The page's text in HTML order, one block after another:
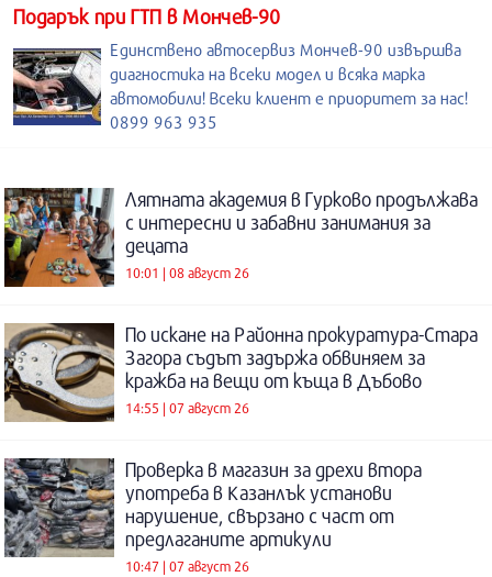
Подарък при ГТП в Мончев-90
Единствено автосервиз Мончев-90 извършва
диагностика на всеки модел и всяка марка
автомобили! Всеки клиент е приоритет за нас!
0899 963 935
Лятната академия в Гурково продължава
с интересни и забавни занимания за
децата
10:01 | 08 август 26
По искане на Районна прокуратура-Стара
Загора съдът задържа обвиняем за
кражба на вещи от къща в Дъбово
14:55 | 07 август 26
Проверка в магазин за дрехи втора
употреба в Казанлък установи
нарушение, свързано с част от
предлаганите артикули
10:47 | 07 август 26